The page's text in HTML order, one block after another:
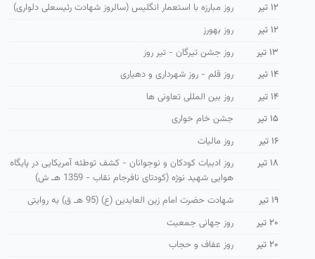
۱۲ تیر
روز مبارزه با استعمار انگلیس (سالروز شهادت رئیسعلی دلواری)
۱۲ تیر
روز بهورز
۱۳ تیر
روز جشن تیرگان - تیر روز
۱۴ تیر
روز قلم - روز شهرداری و دهیاری
۱۴ تیر
روز بین المللی تعاونی ها
۱۵ تیر
جشن خام خواری
۱۶ تیر
روز مالیات
۱۸ تیر
روز ادبیات كودكان و نوجوانان - كشف توطئه آمریكایی در پایگاه
هوایی شهید نوژه (كودتای نافرجام نقاب - 1359 هـ ش)
۱۹ تیر
شهادت حضرت امام زین العابدین (ع) (95 هـ ق) به روایتی
۲۰ تیر
روز جهانی جمعیت
۲۰ تیر
روز عفاف و حجاب